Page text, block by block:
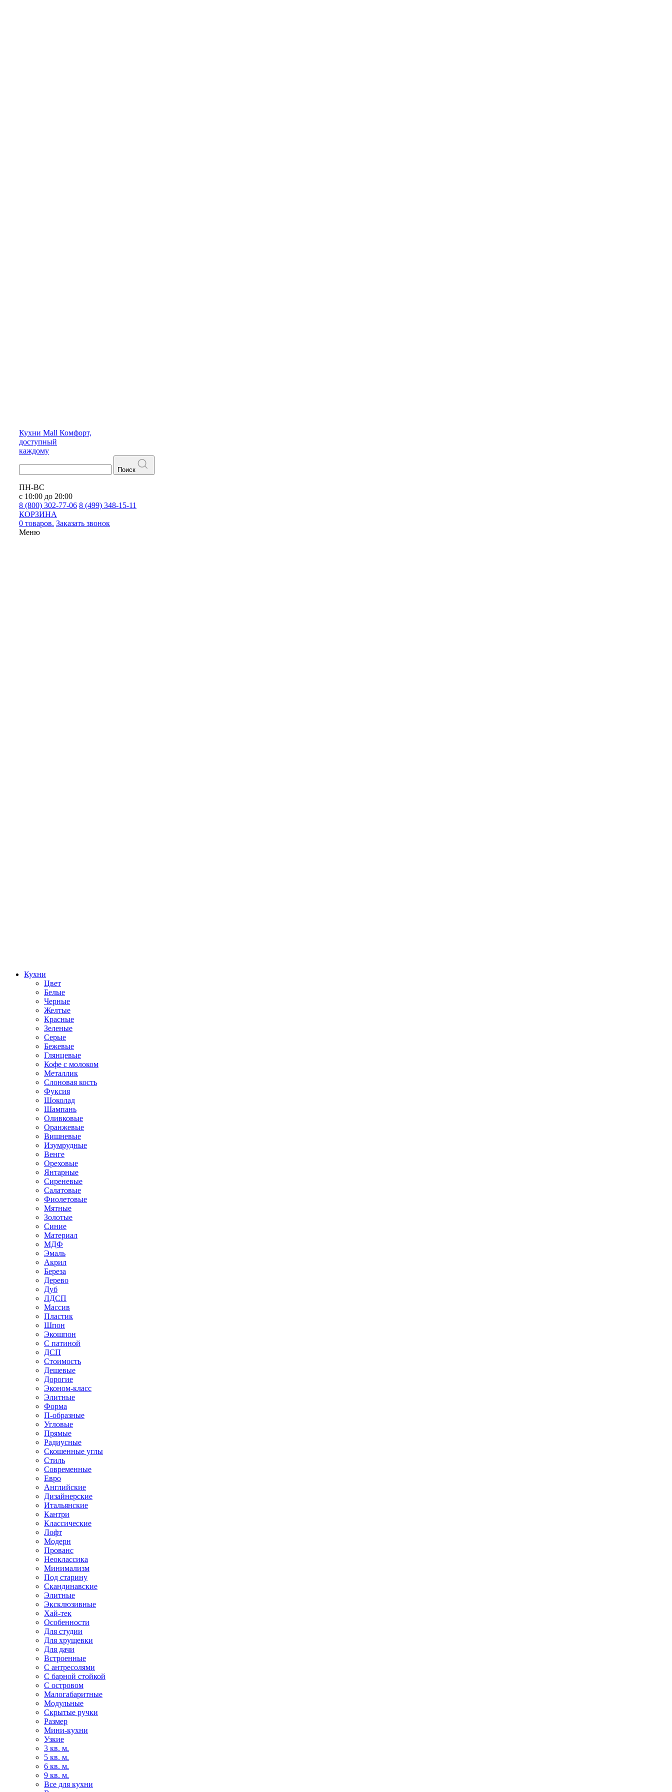
Кухни Mall Комфорт,
доступный
каждому
Поиск
ПН-ВС
с 10:00 до 20:00
8 (800) 302-77-06 8 (499) 348-15-11
КОРЗИНА
0 товаров. Заказать звонок
Меню
Кухни
Цвет
Белые
Черные
Желтые
Красные
Зеленые
Серые
Бежевые
Глянцевые
Кофе с молоком
Металлик
Слоновая кость
Фуксия
Шоколад
Шампань
Оливковые
Оранжевые
Вишневые
Изумрудные
Венге
Ореховые
Янтарные
Сиреневые
Салатовые
Фиолетовые
Мятные
Золотые
Синие
Материал
МДФ
Эмаль
Акрил
Береза
Дерево
Дуб
ЛДСП
Массив
Пластик
Шпон
Экошпон
С патиной
ДСП
Стоимость
Дешевые
Дорогие
Эконом-класс
Элитные
Форма
П-образные
Угловые
Прямые
Радиусные
Скошенные углы
Стиль
Современные
Евро
Английские
Дизайнерские
Итальянские
Кантри
Классические
Лофт
Модерн
Прованс
Неоклассика
Минимализм
Под старину
Скандинавские
Элитные
Эксклюзивные
Хай-тек
Особенности
Для студии
Для хрущевки
Для дачи
Встроенные
С антресолями
С барной стойкой
С островом
Малогабаритные
Модульные
Скрытые ручки
Размер
Мини-кухни
Узкие
3 кв. м.
5 кв. м.
6 кв. м.
9 кв. м.
Все для кухни